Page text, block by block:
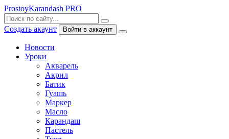
ProstoyKarandash PRO
Создать акаунт Войти в аккаунт
Новости
Уроки
Акварель
Акрил
Батик
Гуашь
Маркер
Масло
Карандаш
Пастель